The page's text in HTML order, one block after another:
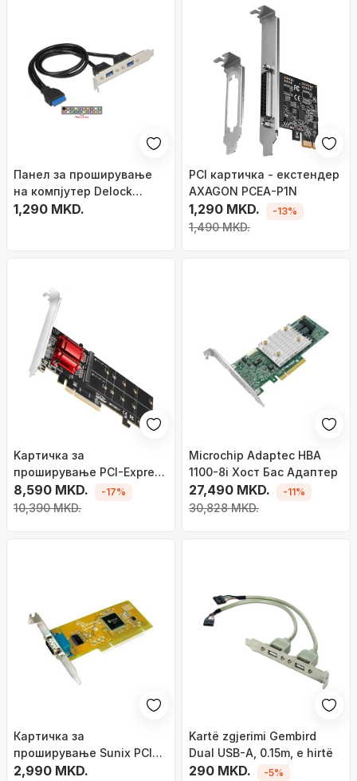
Панел за проширување
на компјутер Delock
84836, 2 USB 3.0 порти
1,290 MKD.
PCI картичка - екстендер
AXAGON PCEA-P1N
1,290 MKD.
1,490 MKD.
-13%
Kартичка за
проширување PCI-Express
AXAGON PCEM2-ND
8,590 MKD.
10,390 MKD.
-17%
Microchip Adaptec HBA
1100-8i Хост Бас Адаптер
27,490 MKD.
30,828 MKD.
-11%
Картичка за
проширување Sunix PCI
SER5027AL, 1x Serial Port
2,990 MKD.
Kartë zgjerimi Gembird
Dual USB-A, 0.15m, e hirtë
290 MKD. -5%